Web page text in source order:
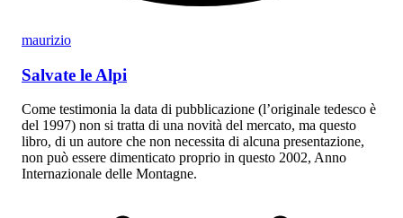
maurizio
Salvate le Alpi
Come testimonia la data di pubblicazione (l’originale tedesco è
del 1997) non si tratta di una novità del mercato, ma questo
libro, di un autore che non necessita di alcuna presentazione,
non può essere dimenticato proprio in questo 2002, Anno
Internazionale delle Montagne.